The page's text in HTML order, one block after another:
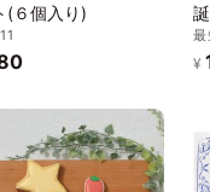
(６個入り)
最
¥